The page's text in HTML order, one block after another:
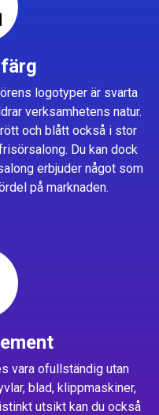
logotyper är svarta
verksamhetens natur.
och blått också i stor
Du kan dock
erbjuder något som
på marknaden.
vara ofullständig utan
blad, klippmaskiner,
utsikt kan du också